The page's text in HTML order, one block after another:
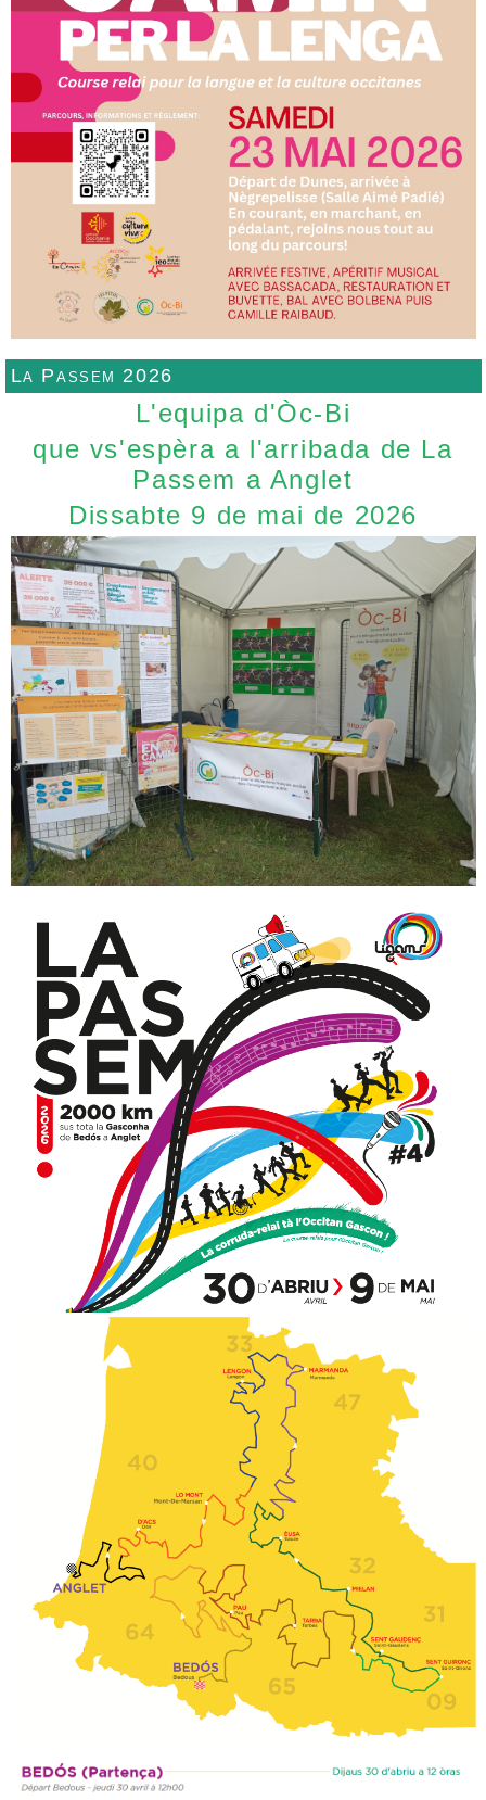
La Passem 2026
L'equipa d'Òc-Bi
que vs'espèra a l'arribada de La
Passem a Anglet
Dissabte 9 de mai de 2026